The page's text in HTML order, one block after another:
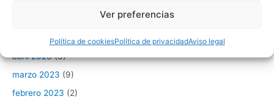
Ver preferencias
Política de cookiesPolítica de privacidadAviso legal
mayo 2023(3)
abril 2023(3)
marzo 2023 (9)
febrero 2023 (2)